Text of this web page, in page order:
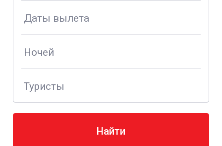
Даты вылета
Ночей
Туристы
Найти